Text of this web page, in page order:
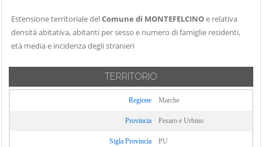
Estensione territoriale delComune di MONTEFELCINOe relativa
densità abitativa, abitanti per sesso e numero di famiglie residenti,
età media e incidenza degli stranieri
TERRITORIO
Regione Marche
Provincia Pesaro e Urbino
Sigla Provincia PU